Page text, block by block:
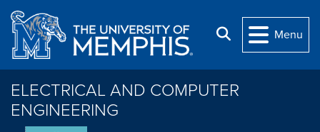
Skip to main content
Search
Menu
ELECTRICAL AND COMPUTER
ENGINEERING